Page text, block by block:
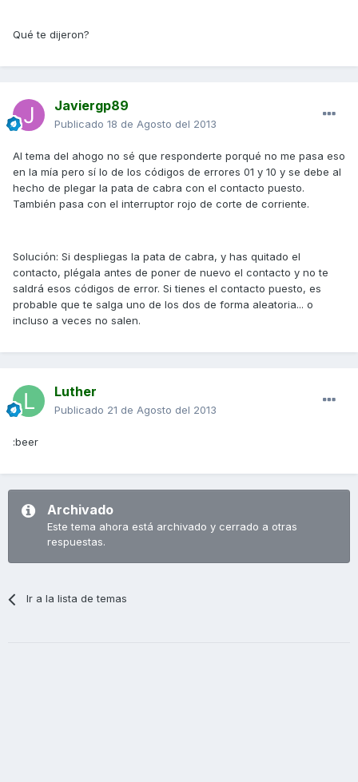
Qué te dijeron?
Javiergp89
Publicado 18 de Agosto del 2013
Al tema del ahogo no sé que responderte porqué no me pasa eso
en la mía pero sí lo de los códigos de errores 01 y 10 y se debe al
hecho de plegar la pata de cabra con el contacto puesto.
También pasa con el interruptor rojo de corte de corriente.
Solución: Si despliegas la pata de cabra, y has quitado el
contacto, plégala antes de poner de nuevo el contacto y no te
saldrá esos códigos de error. Si tienes el contacto puesto, es
probable que te salga uno de los dos de forma aleatoria... o
incluso a veces no salen.
Luther
Publicado 21 de Agosto del 2013
:beer
Archivado
Este tema ahora está archivado y cerrado a otras
respuestas.
Ir a la lista de temas